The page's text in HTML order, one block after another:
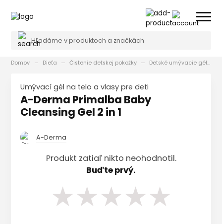
Domov Dieťa Čistenie detskej pokožky Detské umývacie gély a oleje
Umývací gél na telo a vlasy pre deti
A-Derma Primalba Baby
Cleansing Gel 2 in 1
A-Derma
Produkt zatiaľ nikto neohodnotil.
Buďte prvý.
★★★★★